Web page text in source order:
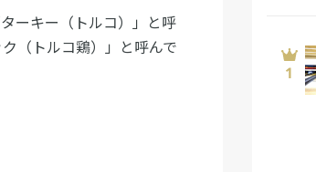
ーキー（トルコ）」と呼
（トルコ鶏）」と呼んで